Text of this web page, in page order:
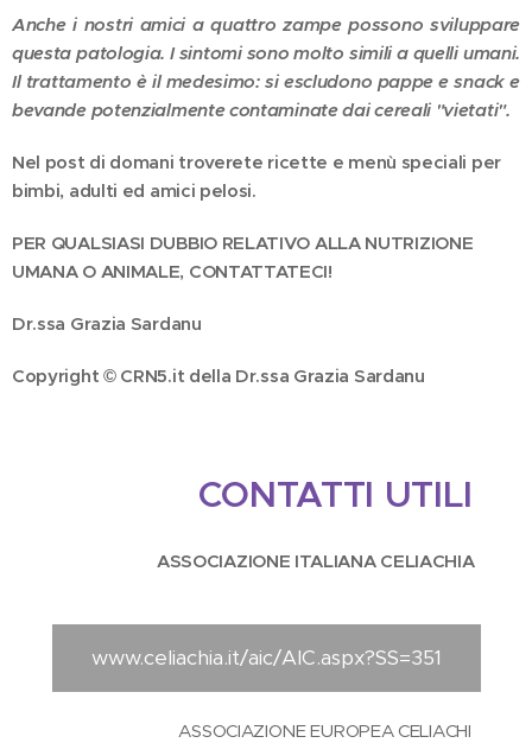
Anche i nostri amici a quattro zampe possono sviluppare
questa patologia. I sintomi sono molto simili a quelli umani.
Il trattamento è il medesimo: si escludono pappe e snack e
bevande potenzialmente contaminate dai cereali "vietati".
Nel post di domani troverete ricette e menù speciali per
bimbi, adulti ed amici pelosi.
PER QUALSIASI DUBBIO RELATIVO ALLA NUTRIZIONE
UMANA O ANIMALE, CONTATTATECI!
Dr.ssa Grazia Sardanu
Copyright © CRN5.it della Dr.ssa Grazia Sardanu
CONTATTI UTILI
ASSOCIAZIONE ITALIANA CELIACHIA
www.celiachia.it/aic/AIC.aspx?SS=351
ASSOCIAZIONE EUROPEA CELIACHI